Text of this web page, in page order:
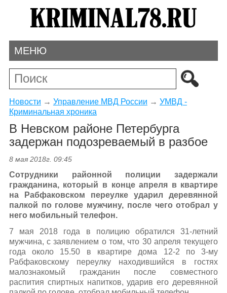
МЕНЮ
Новости → Управление МВД России → УМВД -
Криминальная хроника
В Невском районе Петербурга
задержан подозреваемый в разбое
8 мая 2018г. 09:45
Сотрудники районной полиции задержали
гражданина, который в конце апреля в квартире
на Рабфаковском переулке ударил деревянной
палкой по голове мужчину, после чего отобрал у
него мобильный телефон.
7 мая 2018 года в полицию обратился 31-летний
мужчина, с заявлением о том, что 30 апреля текущего
года около 15.50 в квартире дома 12-2 по 3-му
Рабфаковскому переулку находившийся в гостях
малознакомый гражданин после совместного
распития спиртных напитков, ударив его деревянной